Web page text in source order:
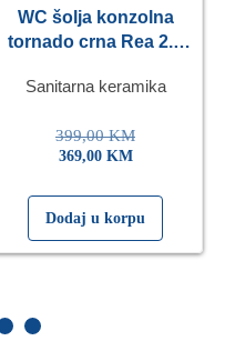
WC šolja konzolna
tornado crna Rea 2.0
Sanitarna keramika
399,00KM
369,00 KM
Dodaj u korpu